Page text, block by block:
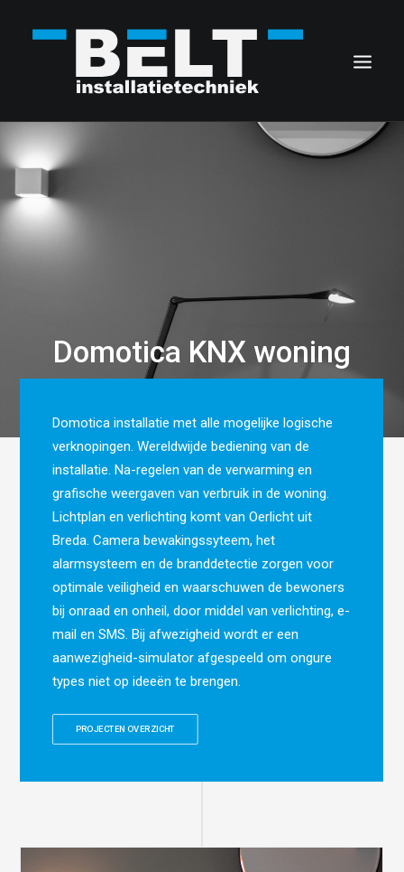
HOME
OVER BELT
ELEKTROTECHNIEK
CONTACT
Domotica KNX woning
Domotica installatie met alle mogelijke logische
verknopingen. Wereldwijde bediening van de
installatie. Na-regelen van de verwarming en
grafische weergaven van verbruik in de woning.
Lichtplan en verlichting komt van Oerlicht uit
Breda. Camera bewakingssyteem, het
alarmsysteem en de branddetectie zorgen voor
optimale veiligheid en waarschuwen de bewoners
bij onraad en onheil, door middel van verlichting, e-
mail en SMS. Bij afwezigheid wordt er een
aanwezigheid-simulator afgespeeld om ongure
types niet op ideeën te brengen.
PROJECTEN OVERZICHT